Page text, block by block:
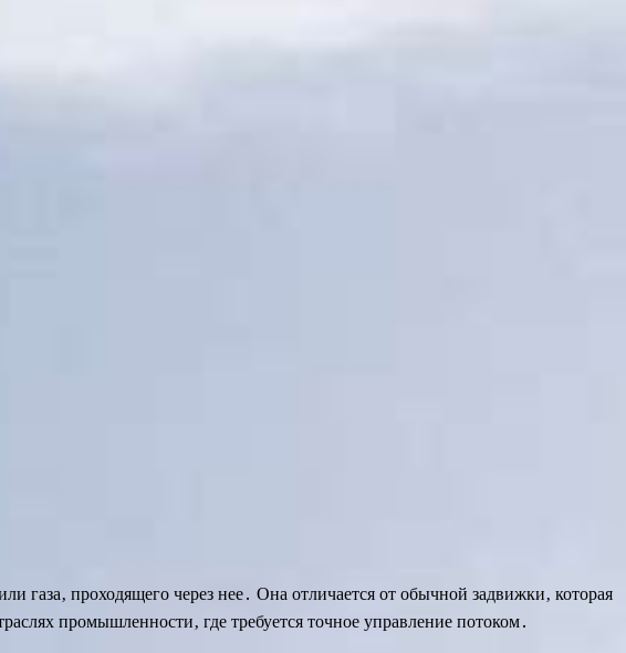
газа‚ проходящего через нее․ Она отличается от обычной задвижки‚ которая
промышленности‚ где требуется точное управление потоком․